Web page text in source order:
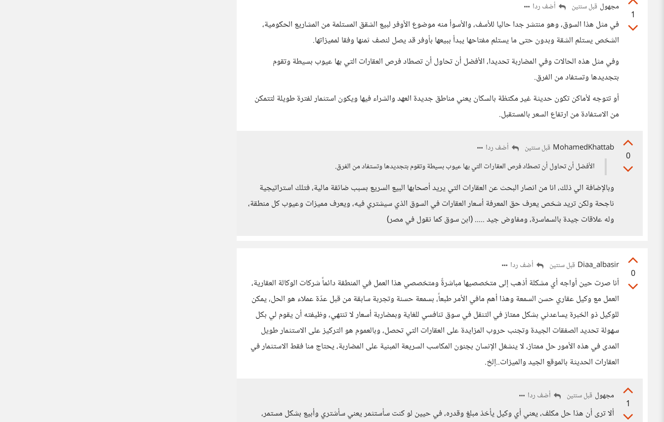
1
مجهول قبل سنتين أضف ردا
في مثل هذا السوق، وهو منتشر جدا حاليا للأسف، والأسوأ منه موضوع الأوفر لبيع الشقق المستلمة من المشاريع الحكومية،
الشخص يستلم الشقة وبدون حتى ما يستلم مفتاحها يبدأ ببيعها بأوفر قد يصل لنصف ثمنها وفقا لمميزاتها.
وفي مثل هذه الحالات وفي المضاربة تحديدا، الأفضل أن تحاول أن تصطاد فرص العقارات التي بها عيوب بسيطة وتقوم
بتجديدها وتستفاد من الفرق.
أو تتوجه لأماكن تكون حديثة غير مكتظة بالسكان يعني مناطق جديدة العهد والشراء فيها ويكون استثمار لفترة طويلة لتتمكن
من الاستفادة من ارتفاع السعر بالمستقبل.
0
MohamedKhattab قبل سنتين
أضف ردا
الأفضل أن تحاول أن تصطاد فرص العقارات التي بها عيوب بسيطة وتقوم بتجديدها وتستفاد من الفرق.
وبالإضافة الي ذلك، انا من انصار البحث عن العقارات التي يريد أصحابها البيع السريع بسبب ضائقة مالية، فتلك استراتيجية
ناجحة ولكن تريد شخص يعرف حق المعرفة أسعار العقارات في السوق الذي سيشتري فيه، ويعرف مميزات وعيوب كل منطقة،
وله علاقات جيدة بالسماسرة، ومفاوض جيد ..... (ابن سوق كما نقول في مصر)
0
Diaa_albasir قبل سنتين أضف ردا
أنا صرت حين أواجه أي مشكلة أذهب إلى متخصصيها مباشرةً ومتخصصي هذا العمل في المنطقة دائماً شركات الوكالة العقارية،
العمل مع وكيل عقاري حسن السمعة وهذا أهم مافي الأمر طبعاً، بسمعة حسنة وتجربة سابقة من قبل عدّة عملاء هو الحل، يمكن
للوكيل ذو الخبرة يساعدني بشكل ممتاز في التنقل في سوق تنافسي للغاية وبمضاربة أسعار لا تنتهي، وظيفته أن يقوم لي بكل
سهولة تحديد الصفقات الجيدة وتجنب حروب المزايدة على العقارات التي تحصل، وبالعموم هو التركيز على الاستثمار طويل
المدى في هذه الأمور حل ممتاز، لا ينشغل الإنسان بجنون المكاسب السريعة المبنية على المضاربة، يحتاج منا فقط الاستثمار في
العقارات الحديثة بالموقع الجيد والميزات..إلخ.
1
مجهول قبل سنتين أضف ردا
ألا ترى أن هذا حل مكلف، يعني أي وكيل يأخذ مبلغ وقدره، في حيين لو كنت سأستثمر يعني سأشتري وأبيع بشكل مستمر،